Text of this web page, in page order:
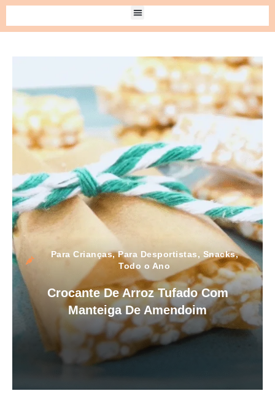
Para Crianças,Para Desportistas, Snacks,
Todo o Ano
Crocante De Arroz Tufado Com
Manteiga De Amendoim